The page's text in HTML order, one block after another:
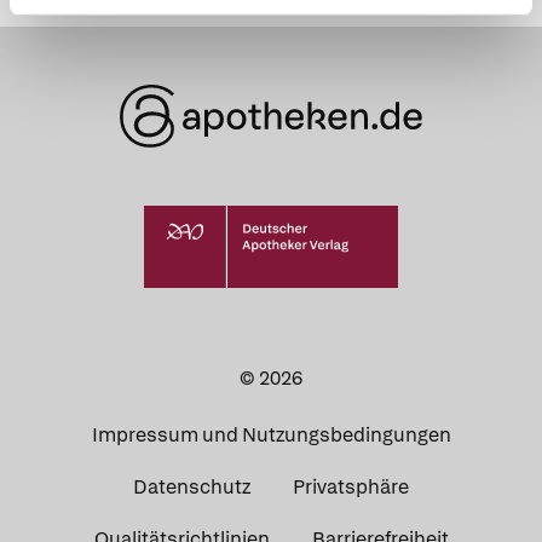
© 2026
Impressum und Nutzungsbedingungen
Datenschutz Privatsphäre